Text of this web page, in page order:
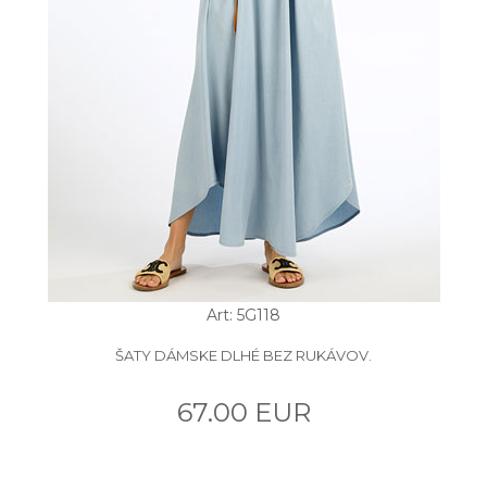
Art: 5G118
ŠATY DÁMSKE DLHÉ BEZ RUKÁVOV.
67.00 EUR